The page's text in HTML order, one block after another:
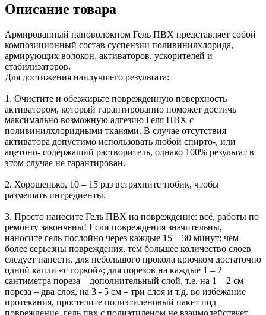
Описание товара
Армированный нановолокном Гель ПВХ представляет собой
композиционный состав суспензии поливинилхлорида,
армирующих волокон, активаторов, ускорителей и
стабилизаторов.
Для достижения наилучшего результата:
1. Очистите и обезжирьте поврежденную поверхность
активатором, который гарантированно поможет достичь
максимально возможную адгезию Геля ПВХ с
поливинилхлоридными тканями. В случае отсутствия
активатора допустимо использовать любой спирто-, или
ацетоно- содержащий растворитель, однако 100% результат в
этом случае не гарантирован.
2. Хорошенько, 10 – 15 раз встряхните тюбик, чтобы
размешать ингредиенты.
3. Просто нанесите Гель ПВХ на повреждение: всё, работы по
ремонту закончены! Если повреждения значительны,
наносите гель послойно через каждые 15 – 30 минут: чем
более серьезны повреждения, тем большее количество слоев
следует нанести. для небольшого прокола крючком достаточно
одной капли «с горкой»; для порезов на каждые 1 – 2
сантиметра пореза – дополнительный слой, т.е. на 1 – 2 см
пореза – два слоя, на 3 - 5 см – три слоя и т.д. во избежание
протекания, простелите полиэтиленовый пакет под
повреждение, гель пвх с полиэтиленом не взаимодействует,